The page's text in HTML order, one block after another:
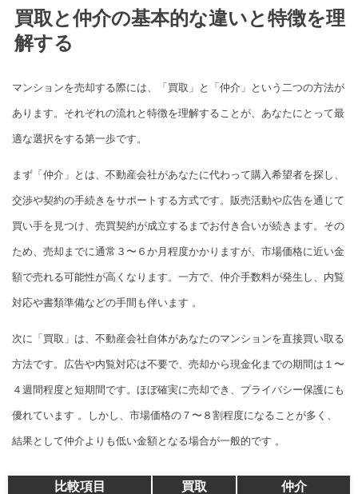
買取と仲介の基本的な違いと特徴を理
解する
マンションを売却する際には、「買取」と「仲介」という二つの方法が
あります。それぞれの流れと特徴を理解することが、あなたにとって最
適な選択をする第一歩です。
まず「仲介」とは、不動産会社があなたに代わって購入希望者を探し、
交渉や契約の手続きをサポートする方式です。販売活動や広告を通じて
買い手を見つけ、売買契約が成立するまでお付き合いが続きます。その
ため、売却までに通常３〜６か月程度かかりますが、市場価格に近い金
額で売れる可能性が高くなります。一方で、仲介手数料が発生し、内覧
対応や書類準備などの手間も伴います 。
次に「買取」は、不動産会社自体があなたのマンションを直接買い取る
方法です。広告や内覧対応は不要で、売却から現金化までの期間は１〜
４週間程度と短期間です。ほぼ確実に売却でき、プライバシー保護にも
優れています 。しかし、市場価格の７〜８割程度になることが多く、
結果として仲介よりも低い金額となる場合が一般的です 。
比較項目 買取 仲介